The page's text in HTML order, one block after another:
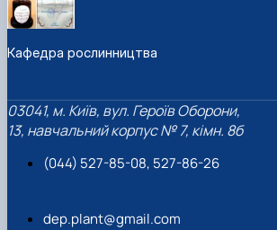
Кафедра рослинництва
03041, м. Київ, вул. Героїв Оборони,
13, навчальний корпус № 7, кімн. 8б
(044) 527-85-08, 527-86-26
dep.plant@gmail.com